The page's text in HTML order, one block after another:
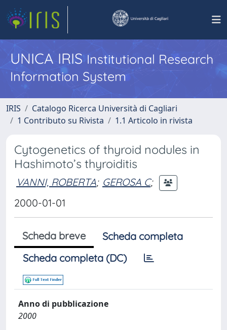
UNICA IRISInstitutional Research
Information System
IRIS
Catalogo Ricerca Università di Cagliari
1 Contributo su Rivista
1.1 Articolo in rivista
Cytogenetics of thyroid nodules in
Hashimoto’s thyroiditis
VANNI, ROBERTA; GEROSA C;
2000-01-01
Scheda breve
Scheda completa
Scheda completa (DC)
Anno di pubblicazione
2000